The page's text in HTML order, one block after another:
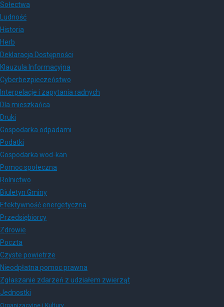
Sołectwa
Ludność
Historia
Herb
Deklaracja Dostępności
Klauzula Informacyjna
Cyberbezpieczeństwo
Interpelacje i zapytania radnych
Dla mieszkańca
Druki
Gospodarka odpadami
Podatki
Gospodarka wod-kan
Pomoc społeczna
Rolnictwo
Biuletyn Gminy
Efektywność energetyczna
Przedsiębiorcy
Zdrowie
Poczta
Czyste powietrze
Nieodpłatna pomoc prawna
Zgłaszanie zdarzeń z udziałem zwierząt
Jednostki